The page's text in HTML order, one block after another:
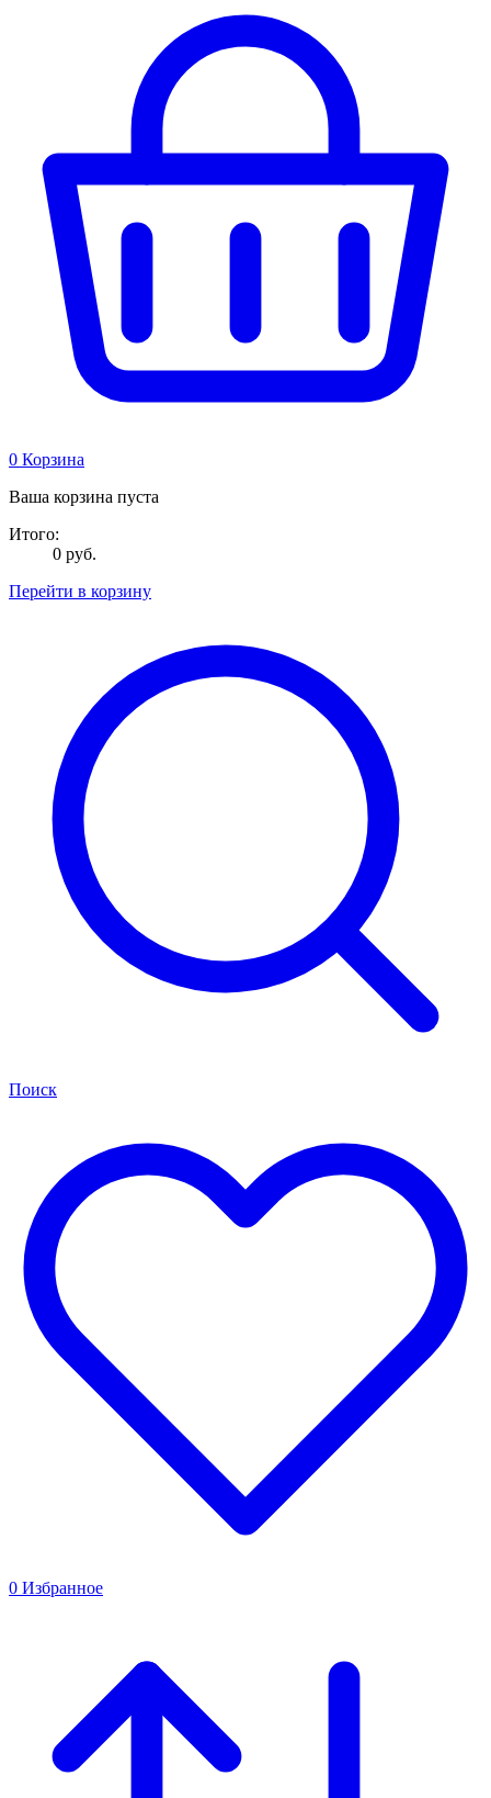
0 Корзина
Ваша корзина пуста
Итого:
0 руб.
Перейти в корзину
Поиск
0 Избранное